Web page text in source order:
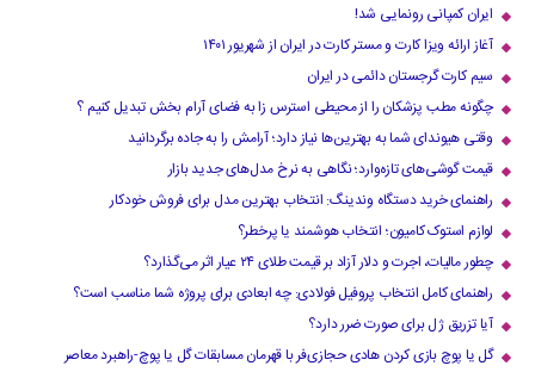
ایران کمپانی رونمایی شد!
آغاز ارائه ویزا کارت و مستر کارت در ایران از شهریور ۱۴۰۱
سیم کارت گرجستان دائمی در ایران
چگونه مطب پزشکان را از محیطی استرس زا به فضای آرام بخش تبدیل کنیم ؟
وقتی هیوندای شما به بهترین‌ها نیاز دارد؛ آرامش را به جاده برگردانید
قیمت گوشی‌های تازه‌وارد؛ نگاهی به نرخ مدل‌های جدید بازار
راهنمای خرید دستگاه وندینگ: انتخاب بهترین مدل برای فروش خودکار
لوازم استوک کامیون؛ انتخاب هوشمند یا پرخطر؟
چطور مالیات، اجرت و دلار آزاد بر قیمت طلای ۲۴ عیار اثر می‌گذارد؟
راهنمای کامل انتخاب پروفیل فولادی: چه ابعادی برای پروژه شما مناسب است؟
آیا تزریق ژل برای صورت ضرر دارد​؟
گل یا پوچ بازی کردن هادی حجازی‌فر با قهرمان مسابقات گل یا پوچ-راهبرد معاصر